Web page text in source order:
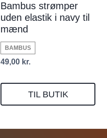
Bambus strømper
uden elastik i navy til
mænd
BAMBUS
49,00 kr.
TIL BUTIK